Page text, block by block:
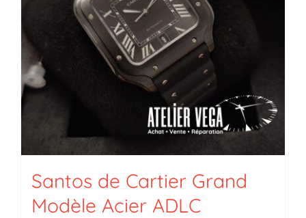
Santos de Cartier Grand
Modèle Acier ADLC